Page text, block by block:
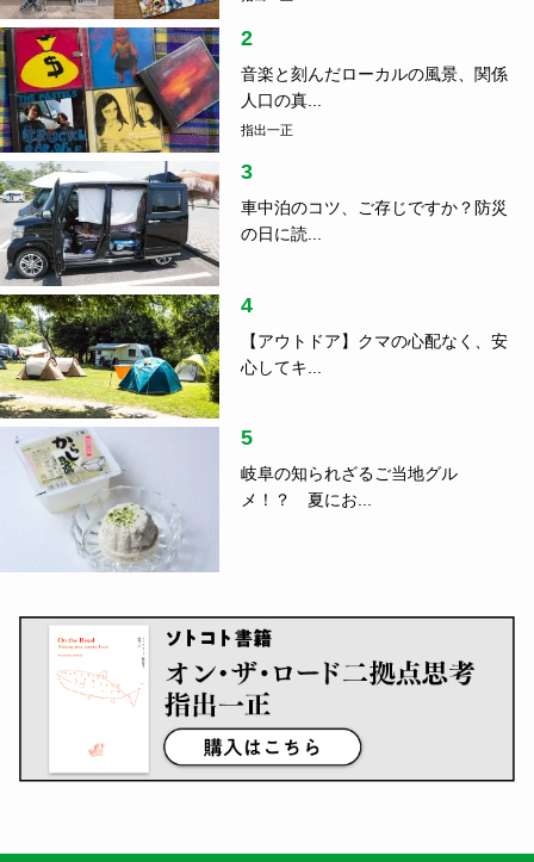
2
音楽と刻んだローカルの風景、関係
人口の真...
指出一正
3
車中泊のコツ、ご存じですか？防災
の日に読...
4
【アウトドア】クマの心配なく、安
心してキ...
5
岐阜の知られざるご当地グル
メ！？ 夏にお...